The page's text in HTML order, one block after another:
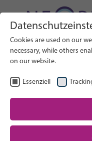
IT
Assistenza
Cerca nel
Cookies are used on our
necessary, while others
on our website.
Essenziell